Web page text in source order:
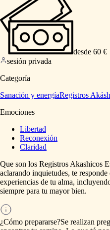
desde 60 €
sesión privada
Categoría
Sanación y energíaRegistros
Emociones
Libertad
Reconexión
Claridad
Que son los Registros Akashicos
aclarando inquietudes, te responde
experiencias de tu alma,
siempre para tu mayor bien.
¿Cómo prepararse?Se realizan